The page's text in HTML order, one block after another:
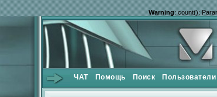
Warning: count():
ЧАТ Помощь Поиск Пользователи